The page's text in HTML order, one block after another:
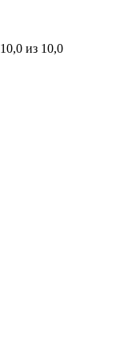
10,0 из 10,0